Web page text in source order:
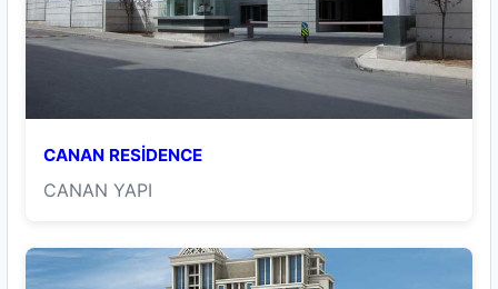
CANAN RESİDENCE
CANAN YAPI